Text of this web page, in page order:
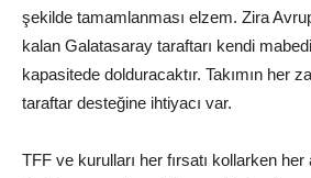
şekilde tamamlanması elzem. Zira
kalan Galatasaray taraftarı kendi
kapasitede dolduracaktır. Takımın her
taraftar desteğine ihtiyacı var.
TFF ve kurulları her fırsatı kollarken her